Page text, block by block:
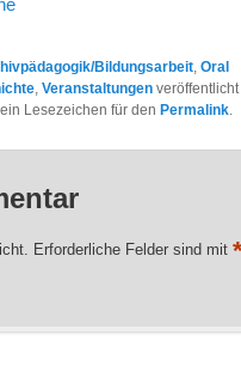
Bildungsarbeit,Oral
,Veranstaltungen
Lesezeichen für den Permalink.
Erforderliche Felder sind mit